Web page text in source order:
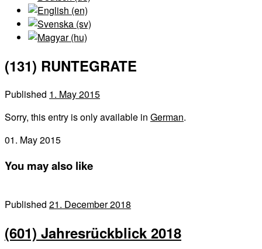
(131) RUNTEGRATE
Published 1. May 2015
Sorry, this entry is only available in German.
01. May 2015
You may also like
Published 21. December 2018
(601) Jahresrückblick 2018